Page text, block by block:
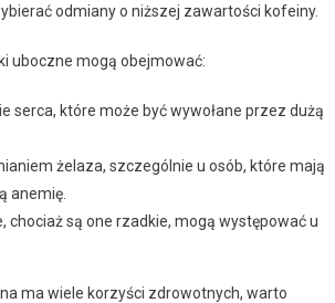
odmiany o niższej zawartości kofeiny.
uboczne mogą obejmować:
serca, które może być wywołane przez dużą
żelaza, szczególnie u osób, które mają
anemię.
chociaż są one rzadkie, mogą występować u
ma wiele korzyści zdrowotnych, warto